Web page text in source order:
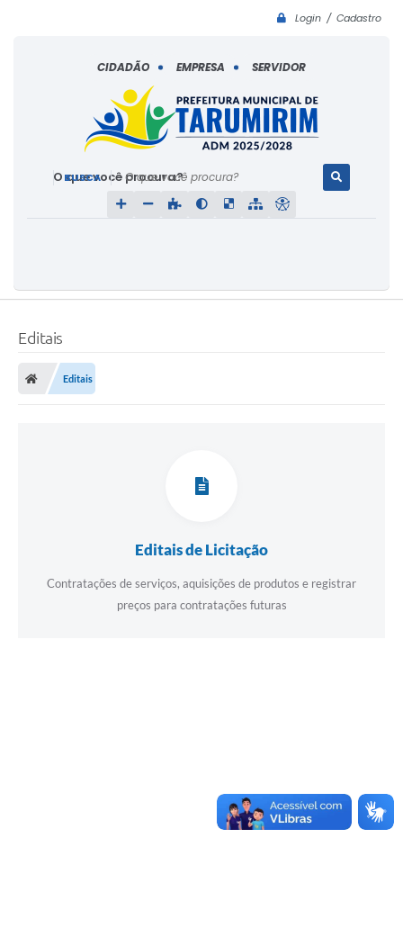
Login / Cadastro
O que você procura?
CIDADÃO EMPRESA SERVIDOR
Editais
Editais
Editais de Licitação
Contratações de serviços, aquisições de produtos e registrar
preços para contratações futuras